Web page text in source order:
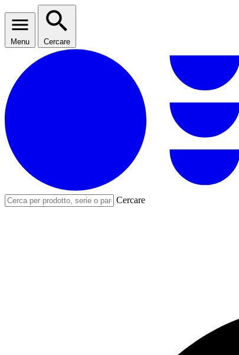
Menu Cercare
Cercare